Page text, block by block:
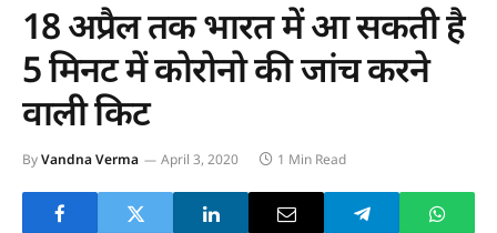
18 अप्रैल तक भारत में आ सकती है
5 मिनट में कोरोनो की जांच करने
वाली किट
ByVandna Verma April 3, 2020 1 Min Read